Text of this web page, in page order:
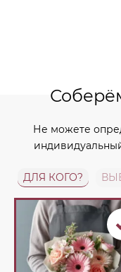
Не можете
ДЛЯ КОГО?